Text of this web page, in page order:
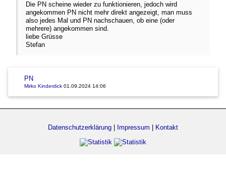
Die PN scheine wieder zu funktionieren, jedoch wird
angekommen PN nicht mehr direkt angezeigt, man muss
also jedes Mal und PN nachschauen, ob eine (oder
mehrere) angekommen sind.
liebe Grüsse
Stefan
PN
Mirko Kinderdick 01.09.2024 14:06
Datenschutzerklärung Impressum Kontakt